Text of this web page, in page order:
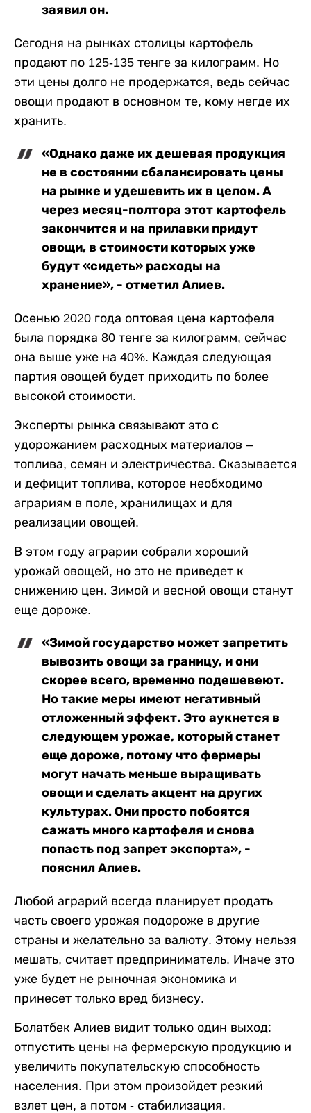
заявил он.
Сегодня на рынках столицы картофель
продают по 125-135 тенге за килограмм. Но
эти цены долго не продержатся, ведь сейчас
овощи продают в основном те, кому негде их
хранить.
«Однако даже их дешевая продукция
не в состоянии сбалансировать цены
на рынке и удешевить их в целом. А
через месяц-полтора этот картофель
закончится и на прилавки придут
овощи, в стоимости которых уже
будут «сидеть» расходы на
хранение», - отметил Алиев.
Осенью 2020 года оптовая цена картофеля
была порядка 80 тенге за килограмм, сейчас
она выше уже на 40%. Каждая следующая
партия овощей будет приходить по более
высокой стоимости.
Эксперты рынка связывают это с
удорожанием расходных материалов –
топлива, семян и электричества. Сказывается
и дефицит топлива, которое необходимо
аграриям в поле, хранилищах и для
реализации овощей.
В этом году аграрии собрали хороший
урожай овощей, но это не приведет к
снижению цен. Зимой и весной овощи станут
еще дороже.
«Зимой государство может запретить
вывозить овощи за границу, и они
скорее всего, временно подешевеют.
Но такие меры имеют негативный
отложенный эффект. Это аукнется в
следующем урожае, который станет
еще дороже, потому что фермеры
могут начать меньше выращивать
овощи и сделать акцент на других
культурах. Они просто побоятся
сажать много картофеля и снова
попасть под запрет экспорта», -
пояснил Алиев.
Любой аграрий всегда планирует продать
часть своего урожая подороже в другие
страны и желательно за валюту. Этому нельзя
мешать, считает предприниматель. Иначе это
уже будет не рыночная экономика и
принесет только вред бизнесу.
Болатбек Алиев видит только один выход:
отпустить цены на фермерскую продукцию и
увеличить покупательскую способность
населения. При этом произойдет резкий
взлет цен, а потом - стабилизация.